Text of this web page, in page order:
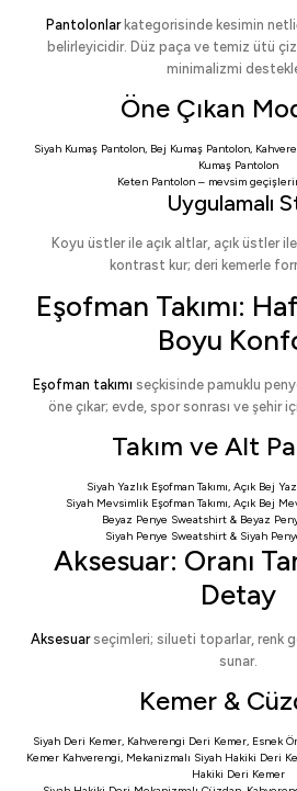
Pantolonlarkategorisinde kesimin
belirleyicidir. Düz paça ve temiz ütü
minimalizmi
Öne Çıkan
Siyah Kumaş Pantolon, Bej Kumaş Pantolon,
Kumaş Pantolon
Keten Pantolon– mevsim
Uygulamalı
Koyu üstler ile açık altlar, açık üstler
kontrast kur; deri kemerle
Eşofman Takımı:
Boyu
Eşofman takımı seçkisinde pamuklu
öne çıkar; evde, spor sonrası ve şehir
Takım ve Alt
Siyah Yazlık Eşofman Takımı, Açık Bej
Siyah Mevsimlik Eşofman Takımı, Açık Bej
Beyaz Penye Sweatshirt & Beyaz
Siyah Penye Sweatshirt & Siyah
Aksesuar: Oranı
Detay
Aksesuarseçimleri; silueti toparlar, renk
sunar.
Kemer &
Siyah Deri Kemer, Kahverengi Deri Kemer, Esnek
Kemer Kahverengi, Mekanizmalı Siyah Hakiki Deri
Hakiki Deri Kemer